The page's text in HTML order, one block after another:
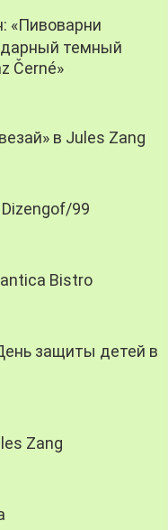
«Пивоварни
темный
Černé»
в Jules Zang
99
Bistro
защиты детей в
Zang